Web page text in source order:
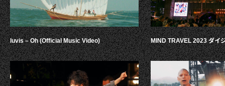
luvis – Oh (Official Music Video) MIND TRAVEL 2023 ダイ